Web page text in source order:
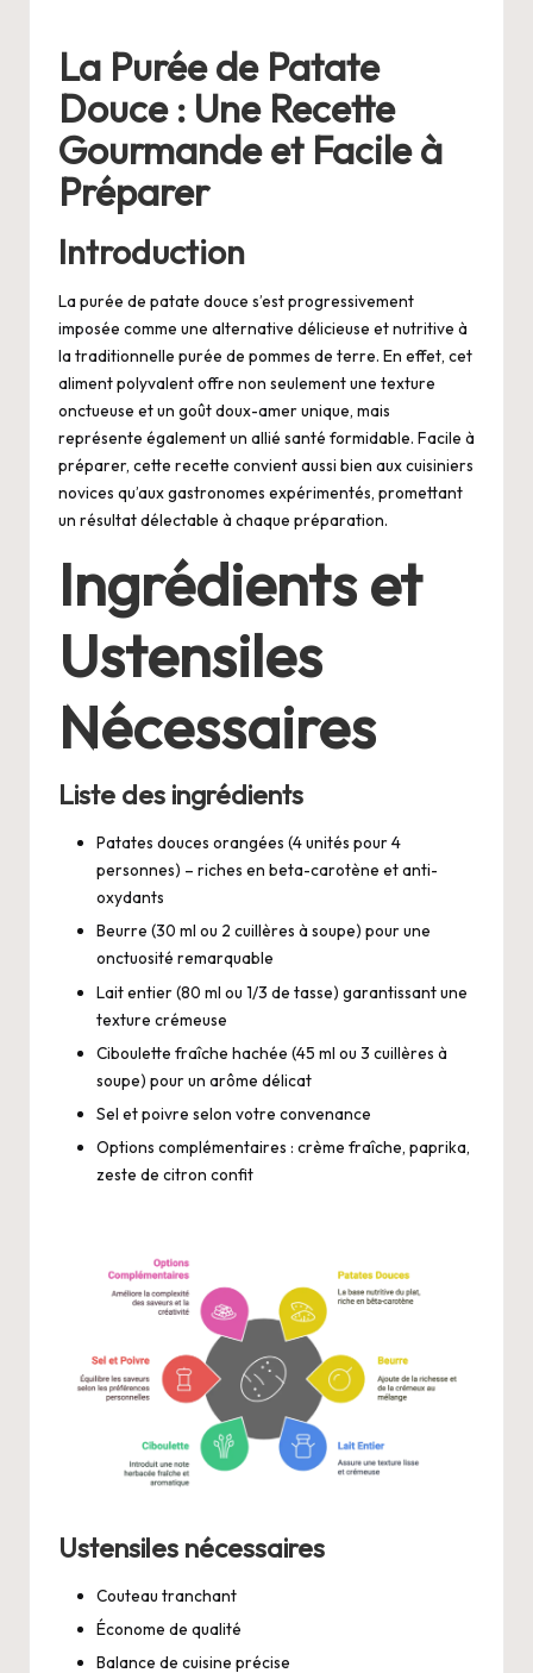
La Purée de Patate
Douce : Une Recette
Gourmande et Facile à
Préparer
Introduction
La purée de patate douce s’est progressivement
imposée comme une alternative délicieuse et nutritive à
la traditionnelle purée de pommes de terre. En effet, cet
aliment polyvalent offre non seulement une texture
onctueuse et un goût doux-amer unique, mais
représente également un allié santé formidable. Facile à
préparer, cette recette convient aussi bien aux cuisiniers
novices qu’aux gastronomes expérimentés, promettant
un résultat délectable à chaque préparation.
Ingrédients et
Ustensiles
Nécessaires
Liste des ingrédients
Patates douces orangées (4 unités pour 4
personnes) – riches en beta-carotène et anti-
oxydants
Beurre (30 ml ou 2 cuillères à soupe) pour une
onctuosité remarquable
Lait entier (80 ml ou 1/3 de tasse) garantissant une
texture crémeuse
Ciboulette fraîche hachée (45 ml ou 3 cuillères à
soupe) pour un arôme délicat
Sel et poivre selon votre convenance
Options complémentaires : crème fraîche, paprika,
zeste de citron confit
Ustensiles nécessaires
Couteau tranchant
Économe de qualité
Balance de cuisine précise